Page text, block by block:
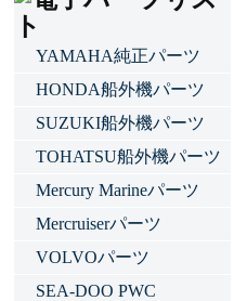
YAMAHA純正パーツ
HONDA船外機パーツ
SUZUKI船外機パーツ
TOHATSU船外機パーツ
Mercury Marineパーツ
Mercruiserパーツ
VOLVOパーツ
SEA-DOO PWC